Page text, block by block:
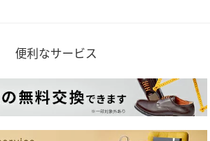
便利なサービス